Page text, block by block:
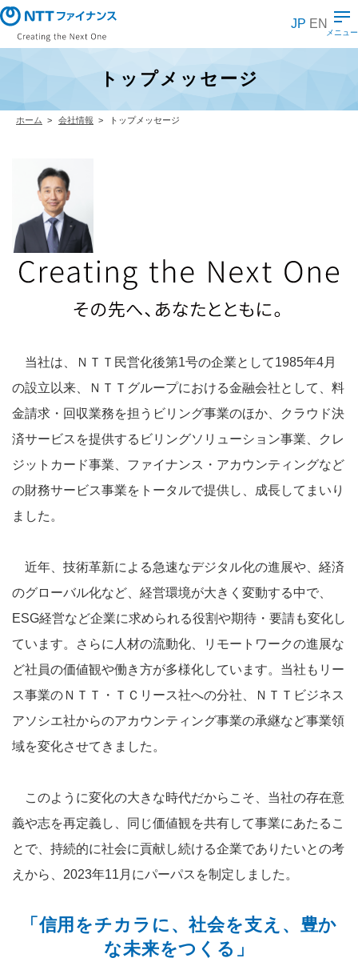
メ
イ
ス
JP EN
メニュー
トップメッセージ
ホーム 会社情報 トップメッセージ
当社は、ＮＴＴ民営化後第1号の企業として1985年4月
の設立以来、ＮＴＴグループにおける金融会社として、料
金請求・回収業務を担うビリング事業のほか、クラウド決
済サービスを提供するビリングソリューション事業、クレ
ジットカード事業、ファイナンス・アカウンティングなど
の財務サービス事業をトータルで提供し、成長してまいり
ました。
近年、技術革新による急速なデジタル化の進展や、経済
のグローバル化など、経営環境が大きく変動する中で、
ESG経営など企業に求められる役割や期待・要請も変化し
ています。さらに人材の流動化、リモートワークの進展な
ど社員の価値観や働き方が多様化しています。当社もリー
ス事業のＮＴＴ・ＴＣリース社への分社、ＮＴＴビジネス
アソシエ社からのアカウンティング事業の承継など事業領
域を変化させてきました。
このように変化の大きな時代だからこそ、当社の存在意
義や志を再定義し、同じ価値観を共有して事業にあたるこ
とで、持続的に社会に貢献し続ける企業でありたいとの考
えから、2023年11月にパーパスを制定しました。
「信用をチカラに、社会を支え、豊か
な未来をつくる」